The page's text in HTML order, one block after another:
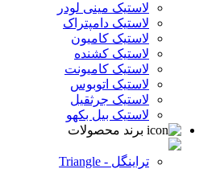
لاستیک مینی لودر
لاستیک دامپتراک
لاستیک کامیون
لاستیک کشنده
لاستیک کامیونت
لاستیک اتوبوس
لاستیک جرثقیل
لاستیک بیل بکهو
برند محصولات
تراینگل - Triangle